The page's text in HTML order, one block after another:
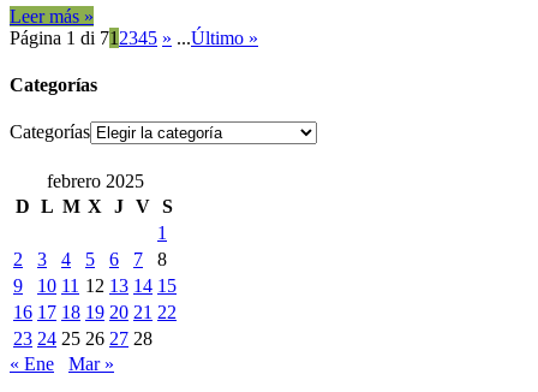
Leer más »
Página 1 di 71 2345 » ...Último »
Categorías
Categorías
febrero 2025
D L M X J V S
1
2
3 4 5 6 7
8
9
10 11 12 13 14 15
16 17 18 19 20 21 22
23 24 25 26 27 28
« Ene
Mar »